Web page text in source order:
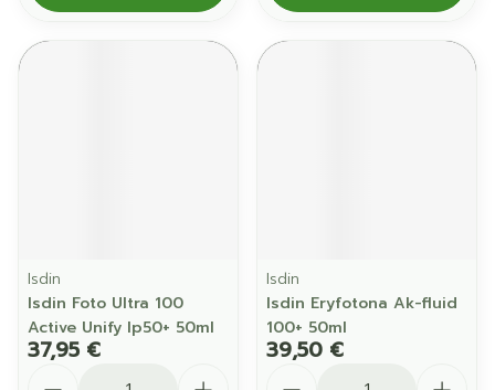
Isdin
Isdin Foto Ultra 100
Active Unify Ip50+ 50ml
37,95 €
Isdin
Isdin Eryfotona Ak-fluid
100+ 50ml
39,50 €